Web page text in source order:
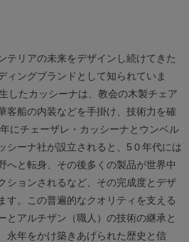
テリアの未来をデザインし続けてきた
ィングブランドとして知られていま
したカッシーナは、教会の木製チェア
客船の内装などを手掛け、技術力を確
にチェーザレ・カッシーナとウンベル
シーナ社が設立されると、5０年代には
へと転身、その後多くの製品が世界中
ションされるなど、その完成度とデザ
す。この普遍的なクオリティを支える
とアルチザン（職人）の技術の継承と
永年をかけ築きあげられた歴史と信